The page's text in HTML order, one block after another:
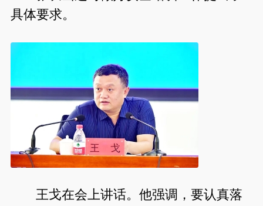
具体要求。
王戈在会上讲话。他强调，要认真落